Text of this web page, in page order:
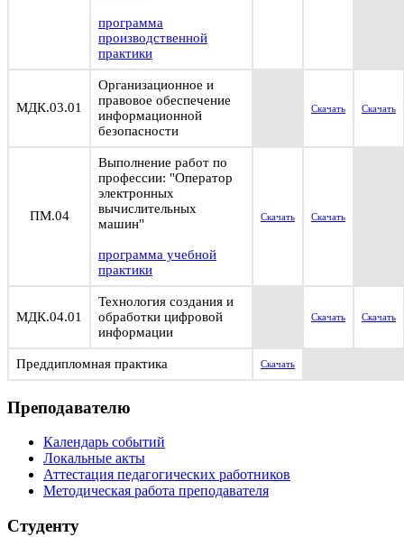
программа
производственной
практики
МДК.03.01
Организационное и
правовое обеспечение
информационной
безопасности
Скачать Скачать
ПМ.04
Выполнение работ по
профессии: "Оператор
электронных
вычислительных
машин"
программа учебной
практики
Скачать Скачать
МДК.04.01
Технология создания и
обработки цифровой
информации
Скачать Скачать
Преддипломная практика Скачать
Преподавателю
Календарь событий
Локальные акты
Аттестация педагогических работников
Методическая работа преподавателя
Студенту